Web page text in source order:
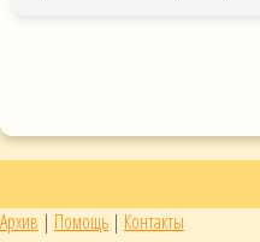
Архив | Помощь | Контакты